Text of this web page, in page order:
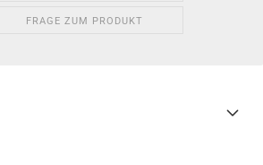
FRAGE ZUM PRODUKT